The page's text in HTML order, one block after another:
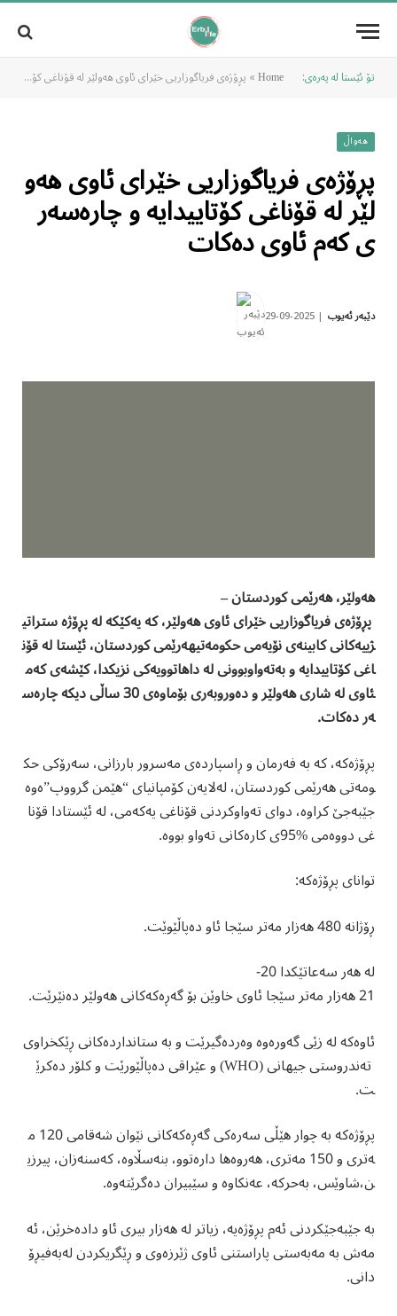
تۆ ئێستا لە پەرەی: Home
» پڕۆژەی فریاگوزاریی خێرای ئاوی هەولێر لە قۆناغی کۆتاییدایە و چارەسەری کەم ئاوی دەکات
هەواڵ
پڕۆژەی فریاگوزاریی خێرای ئاوی هەو
لێر لە قۆناغی کۆتاییدایە و چارەسەر
ی کەم ئاوی دەکات
دێبەر ئەیوب 2025-09-29
هەولێر، هەرێمی کوردستان –
پڕۆژەی فریاگوزاریی خێرای ئاوی هەولێر، کە یەکێکە لە پڕۆژە ستراتی
ژییەکانی کابینەی نۆیەمی حکومەتیهەرێمی کوردستان، ئێستا لە قۆن
اغی کۆتاییدایە و بەتەواوبوونی لە داهاتوویەکی نزیکدا، کێشەی کەم
ئاوی لە شاری هەولێر و دەوروبەری بۆماوەی 30 ساڵی دیکە چارەس
ەر دەکات.
پڕۆژەکە، کە بە فەرمان و ڕاسپاردەی مەسرور بارزانی، سەرۆکی حک
ومەتی هەرێمی کوردستان، لەلایەن کۆمپانیای “هێمن گرووپ”ەوە
جێبەجێ کراوە، دوای تەواوکردنی قۆناغی یەکەمی، لە ئێستادا قۆنا
غی دووەمی %95ی کارەکانی تەواو بووە.
توانای پڕۆژەکە:
ڕۆژانە 480 هەزار مەتر سێجا ئاو دەپاڵێوێت.
لە هەر سەعاتێکدا 20-
21 هەزار مەتر سێجا ئاوی خاوێن بۆ گەڕەکەکانی هەولێر دەنێرێت.
ئاوەکە لە زێی گەورەوە وەردەگیرێت و بە ستانداردەکانی ڕێکخراوی
تەندروستی جیهانی (WHO) و عێراقی دەپاڵێورێت و کلۆر دەکرێ
ت.
پڕۆژەکە بە چوار هێڵی سەرەکی گەڕەکەکانی نێوان شەقامی 120 م
ەتری و 150 مەتری، هەروەها دارەتوو، بنەسڵاوە، کەسنەزان، پیرزی
ن،شاوێس، بەحركە، عەنكاوە و سێبیران دەگرێتەوە.
بە جێبەجێکردنی ئەم پڕۆژەیە، زیاتر لە هەزار بیری ئاو دادەخرێن، ئە
مەش بە مەبەستی پاراستنی ئاوی ژێرزەوی و ڕێگریکردن لەبەفیڕۆ
دانی.